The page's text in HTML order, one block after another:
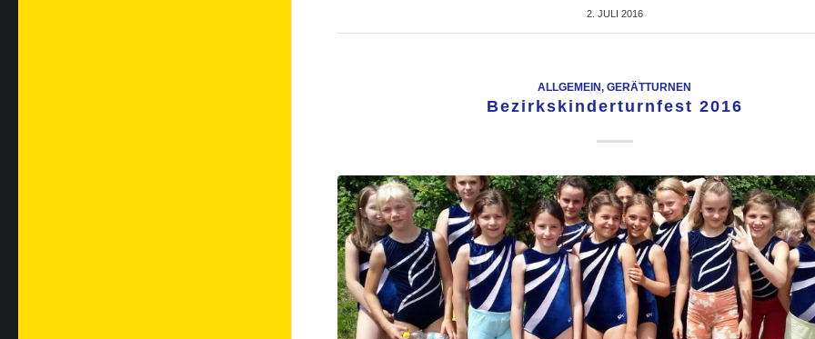
2. JULI 2016
ALLGEMEIN,GERÄTTURNEN
Bezirkskinderturnfest 2016